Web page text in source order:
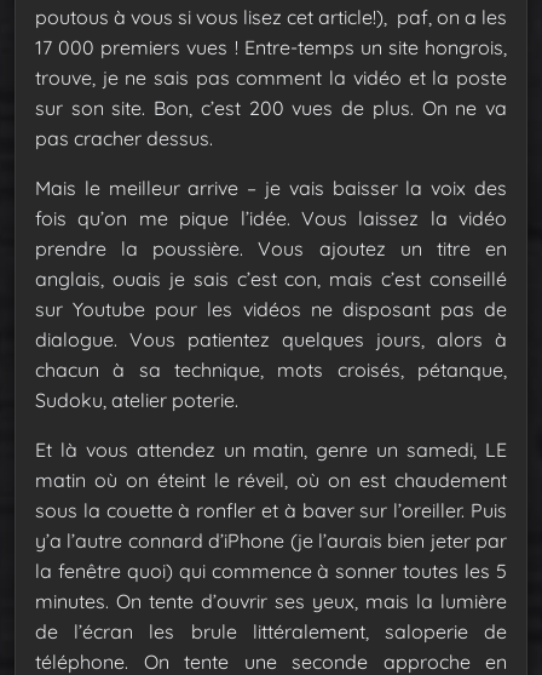
poutous à vous si vous lisez cet article!), paf, on a les
17 000 premiers vues ! Entre-temps un site hongrois,
trouve, je ne sais pas comment la vidéo et la poste
sur son site. Bon, c’est 200 vues de plus. On ne va
pas cracher dessus.
Mais le meilleur arrive – je vais baisser la voix des
fois qu’on me pique l’idée. Vous laissez la vidéo
prendre la poussière. Vous ajoutez un titre en
anglais, ouais je sais c’est con, mais c’est conseillé
sur Youtube pour les vidéos ne disposant pas de
dialogue. Vous patientez quelques jours, alors à
chacun à sa technique, mots croisés, pétanque,
Sudoku, atelier poterie.
Et là vous attendez un matin, genre un samedi, LE
matin où on éteint le réveil, où on est chaudement
sous la couette à ronfler et à baver sur l’oreiller. Puis
y’a l’autre connard d’iPhone (je l’aurais bien jeter par
la fenêtre quoi) qui commence à sonner toutes les 5
minutes. On tente d’ouvrir ses yeux, mais la lumière
de l’écran les brule littéralement, saloperie de
téléphone. On tente une seconde approche en